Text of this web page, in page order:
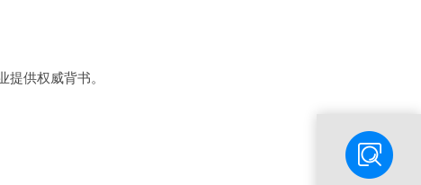
供权威背书。